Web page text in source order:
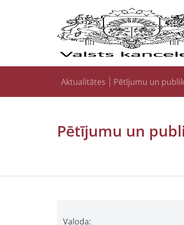
Aktualitātes Pētījumu un
Pētījumu un
Valoda: